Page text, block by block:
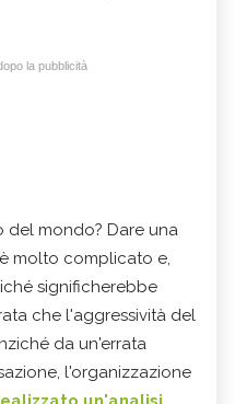
la pubblicità
del mondo? Dare una
molto complicato e,
significherebbe
che l'aggressività del
da un'errata
l'organizzazione